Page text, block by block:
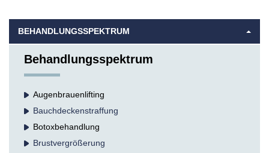
BEHANDLUNGSSPEKTRUM
Behandlungsspektrum
Augenbrauenlifting
Bauchdecken­straffung
Botox­behandlung
Brust­vergrößerung